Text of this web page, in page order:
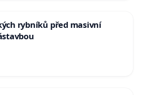
rybníků před masivní